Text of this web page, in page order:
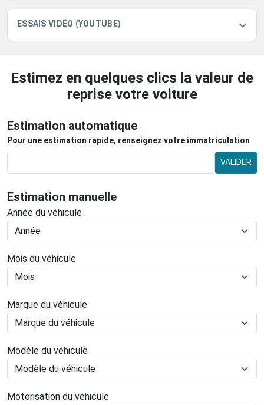
ESSAIS VIDÉO (YOUTUBE)
Estimez en quelques clics la valeur de
reprise votre voiture
Estimation automatique
Pour une estimation rapide, renseignez votre immatriculation
VALIDER
Estimation manuelle
Année du véhicule
Mois du véhicule
Marque du véhicule
Modèle du véhicule
Motorisation du véhicule